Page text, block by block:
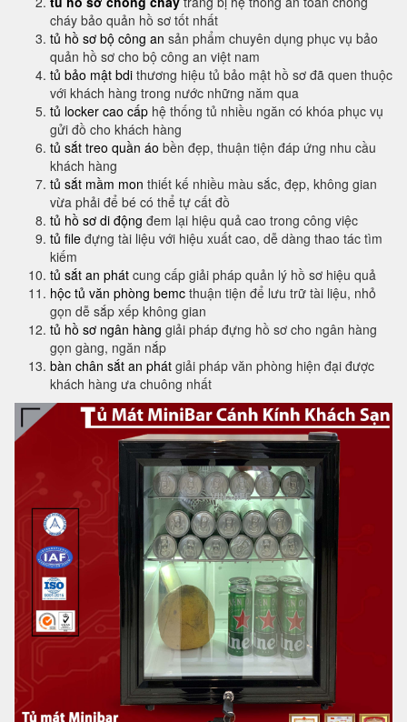
cháy bảo quản hồ sơ tốt nhất
tủ hồ sơ bộ công an sản phẩm chuyên dụng phục vụ bảo
quản hồ sơ cho bộ công an việt nam
tủ bảo mật bdi thương hiệu tủ bảo mật hồ sơ đã quen thuộc
với khách hàng trong nước những năm qua
tủ locker cao cấp hệ thống tủ nhiều ngăn có khóa phục vụ
gửi đồ cho khách hàng
tủ sắt treo quần áo bền đẹp, thuận tiện đáp ứng nhu cầu
khách hàng
tủ sắt mầm mon thiết kế nhiều màu sắc, đẹp, không gian
vừa phải để bé có thể tự cất đồ
tủ hồ sơ di động đem lại hiệu quả cao trong công việc
tủ file đựng tài liệu với hiệu xuất cao, dễ dàng thao tác tìm
kiếm
tủ sắt an phát cung cấp giải pháp quản lý hồ sơ hiệu quả
hộc tủ văn phòng bemc thuận tiện để lưu trữ tài liệu, nhỏ
gọn dễ sắp xếp không gian
tủ hồ sơ ngân hàng giải pháp đựng hồ sơ cho ngân hàng
gọn gàng, ngăn nắp
bàn chân sắt an phát giải pháp văn phòng hiện đại được
khách hàng ưa chuông nhất